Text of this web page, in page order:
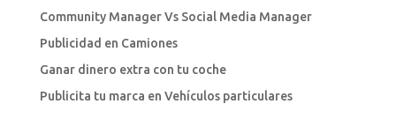
Community Manager Vs Social Media Manager
Publicidad en Camiones
Ganar dinero extra con tu coche
Publicita tu marca en Vehículos particulares